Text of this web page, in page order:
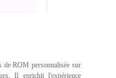
de ROM personnalisée sur
Il enrichit l'expérience